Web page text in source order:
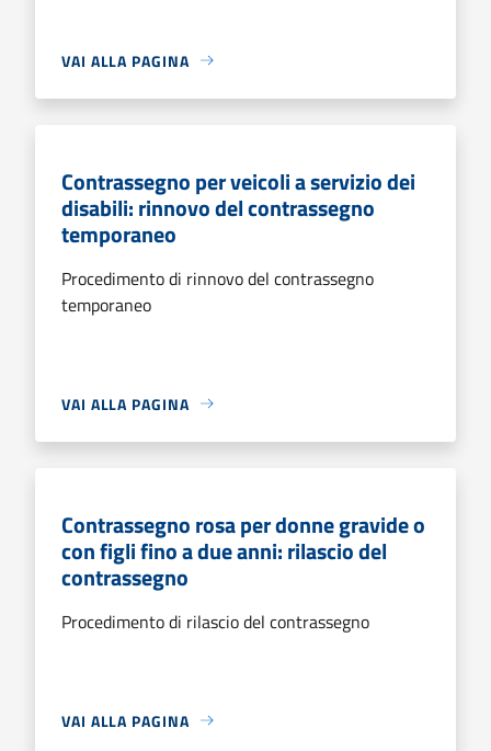
VAI ALLA PAGINA
Contrassegno per veicoli a servizio dei
disabili: rinnovo del contrassegno
temporaneo
Procedimento di rinnovo del contrassegno
temporaneo
VAI ALLA PAGINA
Contrassegno rosa per donne gravide o
con figli fino a due anni: rilascio del
contrassegno
Procedimento di rilascio del contrassegno
VAI ALLA PAGINA